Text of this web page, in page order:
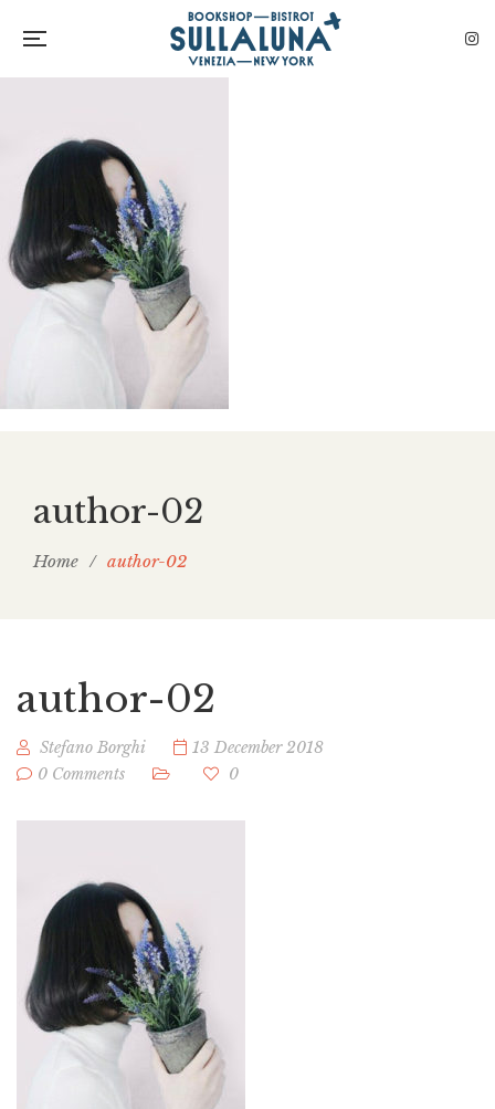
author-02
Home / author-02
author-02
Stefano Borghi
13 December 2018
0 Comments
0